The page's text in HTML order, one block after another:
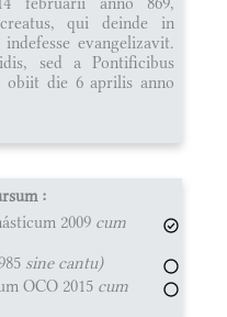
qui deinde in
evangelizavit.
sed a Pontificibus
obiit die 6 aprilis anno
:
2009 cum
sine cantu)
OCO 2015 cum